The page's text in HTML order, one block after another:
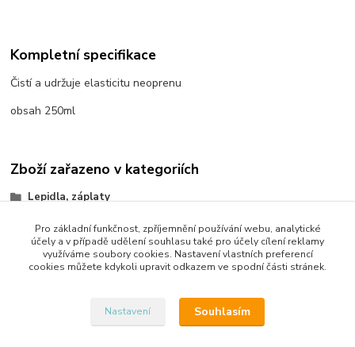
Kompletní specifikace
Čistí a udržuje elasticitu neoprenu
obsah 250ml
Zboží zařazeno v kategoriích
Lepidla, záplaty
Vytvořeno na Eshop-rychle.cz
Pro základní funkčnost, zpříjemnění používání webu, analytické
účely a v případě udělení souhlasu také pro účely cílení reklamy
využíváme soubory cookies. Nastavení vlastních preferencí
cookies můžete kdykoli upravit odkazem ve spodní části stránek.
Nastavení Souhlasím